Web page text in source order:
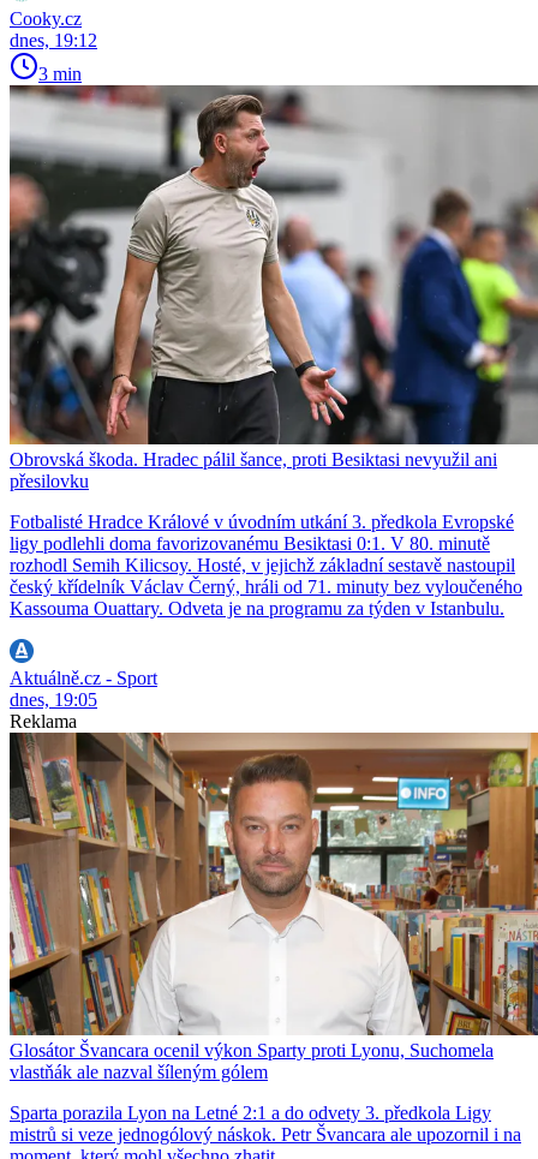
Cooky.cz
dnes, 19:12
3 min
Obrovská škoda. Hradec pálil šance, proti Besiktasi nevyužil ani
přesilovku
Fotbalisté Hradce Králové v úvodním utkání 3. předkola Evropské
ligy podlehli doma favorizovanému Besiktasi 0:1. V 80. minutě
rozhodl Semih Kilicsoy. Hosté, v jejichž základní sestavě nastoupil
český křídelník Václav Černý, hráli od 71. minuty bez vyloučeného
Kassouma Ouattary. Odveta je na programu za týden v Istanbulu.
Aktuálně.cz - Sport
dnes, 19:05
Reklama
Glosátor Švancara ocenil výkon Sparty proti Lyonu, Suchomela
vlastňák ale nazval šíleným gólem
Sparta porazila Lyon na Letné 2:1 a do odvety 3. předkola Ligy
mistrů si veze jednogólový náskok. Petr Švancara ale upozornil i na